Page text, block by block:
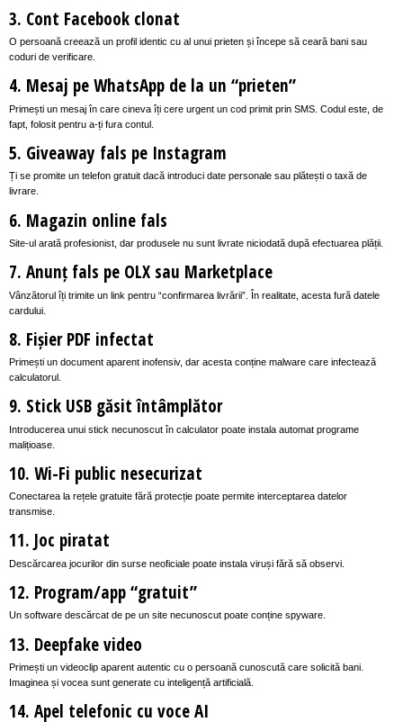
3. Cont Facebook clonat
O persoană creează un profil identic cu al unui prieten și începe să ceară bani sau
coduri de verificare.
4. Mesaj pe WhatsApp de la un “prieten”
Primești un mesaj în care cineva îți cere urgent un cod primit prin SMS. Codul este, de
fapt, folosit pentru a-ți fura contul.
5. Giveaway fals pe Instagram
Ți se promite un telefon gratuit dacă introduci date personale sau plătești o taxă de
livrare.
6. Magazin online fals
Site-ul arată profesionist, dar produsele nu sunt livrate niciodată după efectuarea plății.
7. Anunț fals pe OLX sau Marketplace
Vânzătorul îți trimite un link pentru “confirmarea livrării”. În realitate, acesta fură datele
cardului.
8. Fișier PDF infectat
Primești un document aparent inofensiv, dar acesta conține malware care infectează
calculatorul.
9. Stick USB găsit întâmplător
Introducerea unui stick necunoscut în calculator poate instala automat programe
malițioase.
10. Wi-Fi public nesecurizat
Conectarea la rețele gratuite fără protecție poate permite interceptarea datelor
transmise.
11. Joc piratat
Descărcarea jocurilor din surse neoficiale poate instala viruși fără să observi.
12. Program/app “gratuit”
Un software descărcat de pe un site necunoscut poate conține spyware.
13. Deepfake video
Primești un videoclip aparent autentic cu o persoană cunoscută care solicită bani.
Imaginea și vocea sunt generate cu inteligență artificială.
14. Apel telefonic cu voce AI